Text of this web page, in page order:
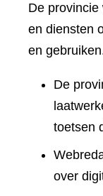
De
en diensten
en
De
toetsen
over